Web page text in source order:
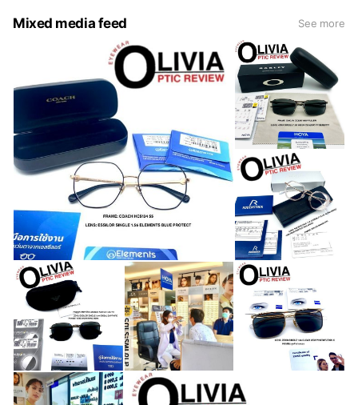
จอดได้ที่หน้าร้าน เปิดบริการทุกวันไม่มีวันหยุดตั้งแต่ 10.00-
20.00 สามารถรูดบัตรเครดิตได้ไม่ชาร์จเพิ่ม สอบถามเพิ่มเติม
โทร 02-8913646,0863931020
Mixed media feed See more